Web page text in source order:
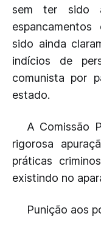
sem ter sido
sido ainda
indícios de
comunista por
estado.
A Comissão
rigorosa
práticas
existindo no
Punição aos